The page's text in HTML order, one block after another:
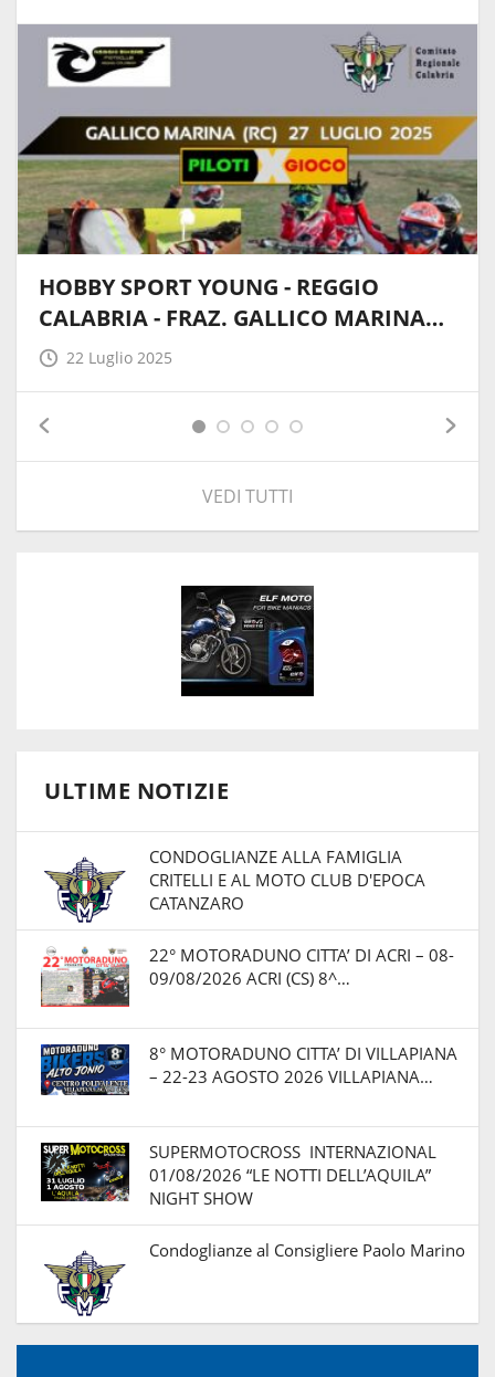
HOBBY SPORT YOUNG - REGGIO
CALABRIA - FRAZ. GALLICO MARINA…
22 Luglio 2025
VEDI TUTTI
ULTIME NOTIZIE
CONDOGLIANZE ALLA FAMIGLIA
CRITELLI E AL MOTO CLUB D'EPOCA
CATANZARO
22° MOTORADUNO CITTA’ DI ACRI – 08-
09/08/2026 ACRI (CS) 8^…
8° MOTORADUNO CITTA’ DI VILLAPIANA
– 22-23 AGOSTO 2026 VILLAPIANA…
SUPERMOTOCROSS INTERNAZIONAL
01/08/2026 “LE NOTTI DELL’AQUILA”
NIGHT SHOW
Condoglianze al Consigliere Paolo Marino